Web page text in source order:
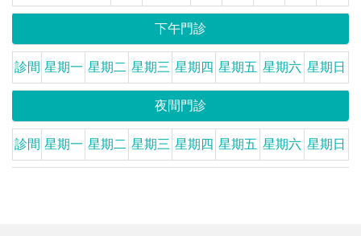
下午門診
診間 星期一 星期二 星期三 星期四 星期五 星期六 星期日
夜間門診
診間 星期一 星期二 星期三 星期四 星期五 星期六 星期日